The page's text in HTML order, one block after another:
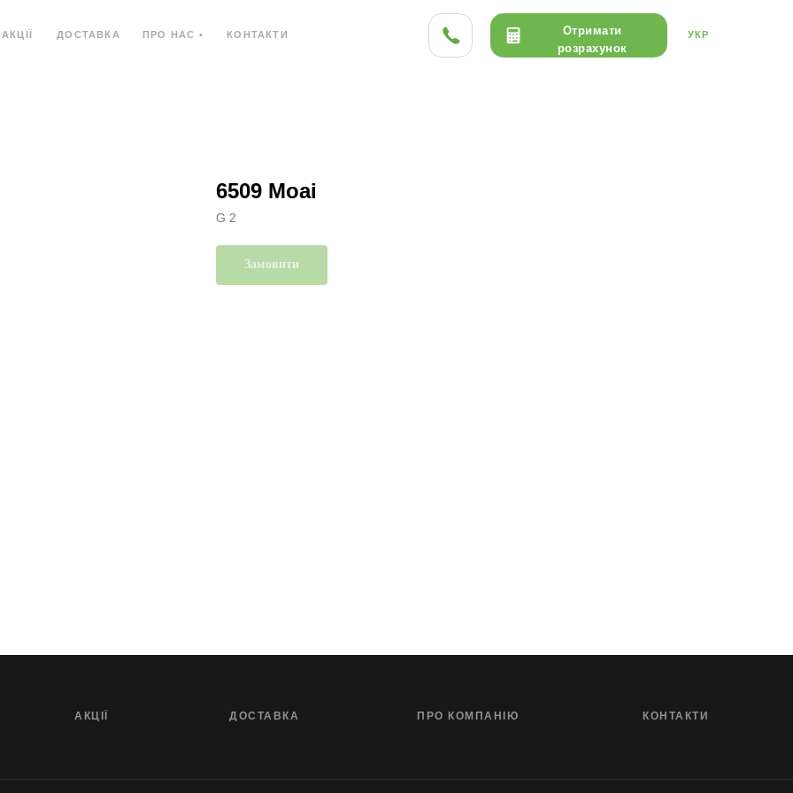
АКЦІЇ ДОСТАВКА ПРО НАС • КОНТАКТИ УКР
Отримати
розрахунок
6509 Moai
G 2
Замовити
АКЦІЇ ДОСТАВКА ПРО КОМПАНІЮ КОНТАКТИ